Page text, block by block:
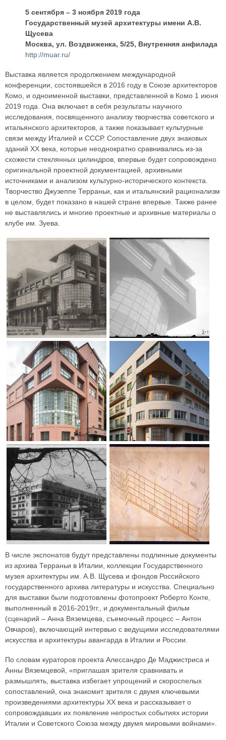
5 сентября – 3 ноября 2019 года
Государственный музей архитектуры имени А.В.
Щусева
Москва, ул. Воздвиженка, 5/25, Внутренняя анфилада
http://muar.ru/
Выставка является продолжением международной
конференции, состоявшейся в 2016 году в Союзе архитекторов
Комо, и одноименной выставки, представленной в Комо 1 июня
2019 года. Она включает в себя результаты научного
исследования, посвященного анализу творчества советского и
итальянского архитекторов, а также показывает культурные
связи между Италией и СССР. Сопоставление двух знаковых
зданий XX века, которые неоднократно сравнивались из-за
схожести стеклянных цилиндров, впервые будет сопровождено
оригинальной проектной документацией, архивными
источниками и анализом культурно-исторического контекста.
Творчество Джузеппе Терраньи, как и итальянский рационализм
в целом, будет показано в нашей стране впервые. Также ранее
не выставлялись и многие проектные и архивные материалы о
клубе им. Зуева.
В числе экспонатов будут представлены подлинные документы
из архива Терраньи в Италии, коллекции Государственного
музея архитектуры им. А.В. Щусева и фондов Российского
государственного архива литературы и искусства. Специально
для выставки были подготовлены фотопроект Роберто Конте,
выполненный в 2016-2019гг., и документальный фильм
(сценарий – Анна Вяземцева, съемочный процесс – Антон
Овчаров), включающий интервью с ведущими исследователями
искусства и архитектуры авангарда в Италии и России.
По словам кураторов проекта Алессандро Де Маджистриса и
Анны Вяземцевой, «приглашая зрителя сравнивать и
размышлять, выставка избегает упрощений и скороспелых
сопоставлений, она знакомит зрителя с двумя ключевыми
произведениями архитектуры ХХ века и рассказывает о
сопровождавших их появление непростых событиях истории
Италии и Советского Союза между двумя мировыми войнами».